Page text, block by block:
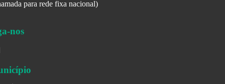
para rede fixa nacional)
nos